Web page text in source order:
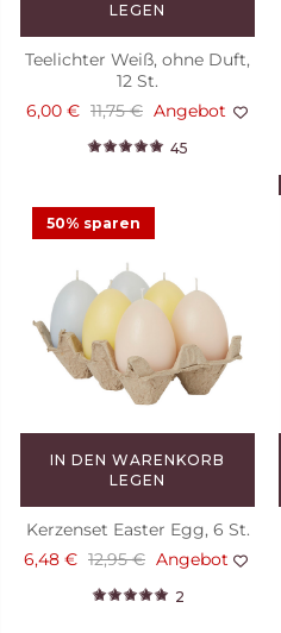
LEGEN
Teelichter Weiß, ohne Duft,
12 St.
6,00 € 11,75 € Angebot
45
50% sparen
IN DEN WARENKORB
LEGEN
Kerzenset Easter Egg, 6 St.
6,48 € 12,95 € Angebot
2